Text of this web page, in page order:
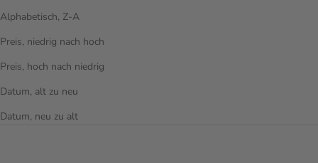
Alphabetisch, Z-A
Preis, niedrig nach hoch
Preis, hoch nach niedrig
Datum, alt zu neu
Datum, neu zu alt